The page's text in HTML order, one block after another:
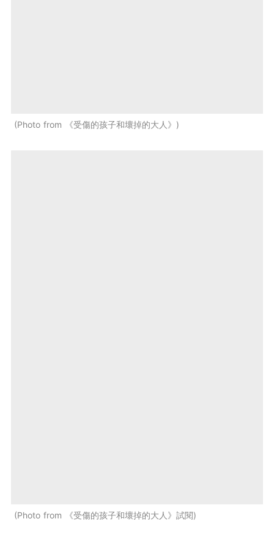
Photo from 《受傷的孩子和壞掉的大人》
Photo from 《受傷的孩子和壞掉的大人》試閱